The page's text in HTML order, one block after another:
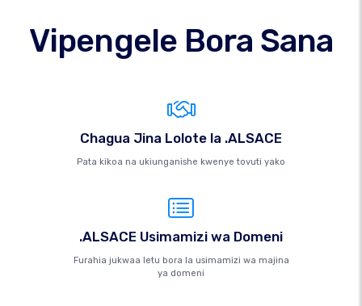
Vipengele Bora Sana
Chagua Jina Lolote la .ALSACE
Pata kikoa na ukiunganishe kwenye tovuti yako
.ALSACE Usimamizi wa Domeni
Furahia jukwaa letu bora la usimamizi wa majina
ya domeni